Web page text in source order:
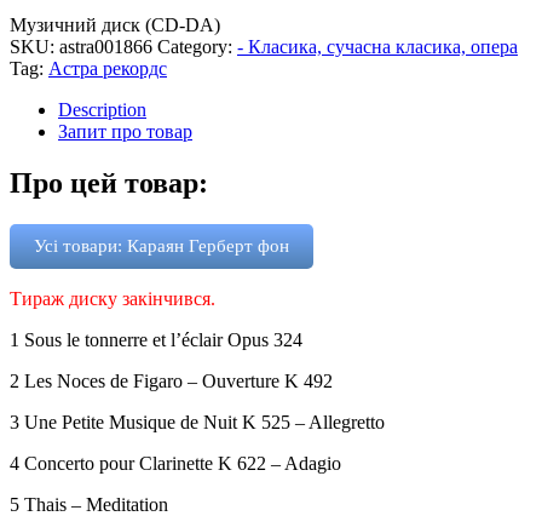
Музичний диск (CD-DA)
SKU: astra001866 Category: - Класика, сучасна класика, опера
Tag: Астра рекордс
Description
Запит про товар
Про цей товар:
Усі товари: Караян Герберт фон
Тираж диску закінчився.
1 Sous le tonnerre et l’éclair Opus 324
2 Les Noces de Figaro – Ouverture K 492
3 Une Petite Musique de Nuit K 525 – Allegretto
4 Concerto pour Clarinette K 622 – Adagio
5 Thais – Meditation